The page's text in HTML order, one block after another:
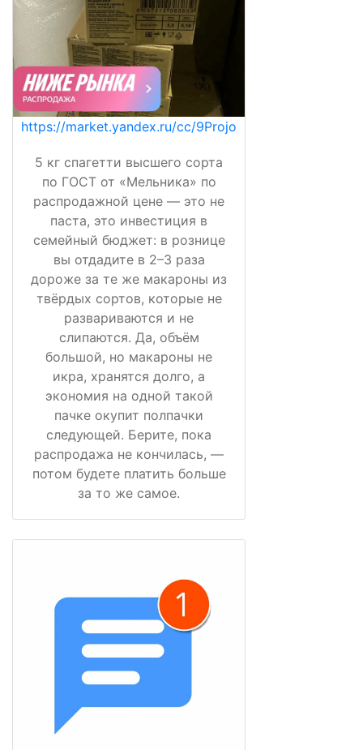
https://market.yandex.ru/cc/9Projo
5 кг спагетти высшего сорта
по ГОСТ от «Мельника» по
распродажной цене — это не
паста, это инвестиция в
семейный бюджет: в рознице
вы отдадите в 2–3 раза
дороже за те же макароны из
твёрдых сортов, которые не
развариваются и не
слипаются. Да, объём
большой, но макароны не
икра, хранятся долго, а
экономия на одной такой
пачке окупит полпачки
следующей. Берите, пока
распродажа не кончилась, —
потом будете платить больше
за то же самое.